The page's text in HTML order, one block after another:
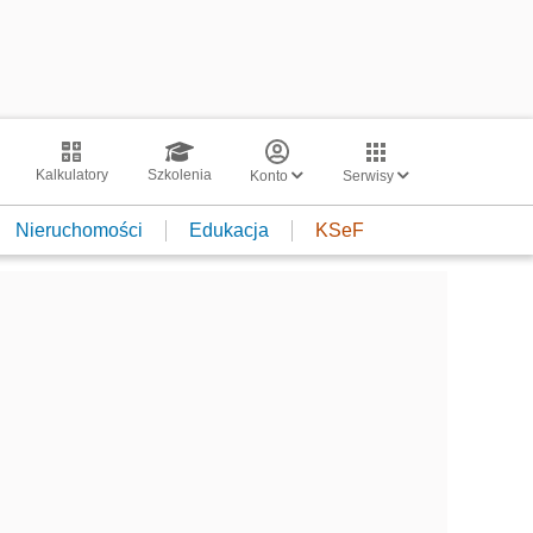
Kalkulatory Szkolenia Konto Serwisy
Nieruchomości Edukacja KSeF